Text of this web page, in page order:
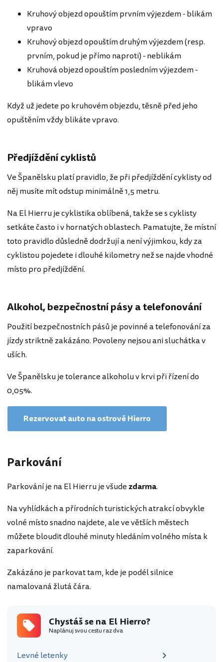
Kruhový objezd opouštím prvním výjezdem - blikám
vpravo
Kruhový objezd opouštím druhým výjezdem (resp.
prvním, pokud je přímo naproti) - neblikám
Kruhová objezd opouštím posledním výjezdem -
blikám vlevo
Když už jedete po kruhovém objezdu, těsně před jeho
opuštěním vždy blikáte vpravo.
Předjíždění cyklistů
Ve Španělsku platí pravidlo, že při předjíždění cyklisty od
něj musíte mít odstup minimálně 1,5 metru.
Na El Hierru je cyklistika oblíbená, takže se s cyklisty
setkáte často i v hornatých oblastech. Pamatujte, že místní
toto pravidlo důsledně dodržují a není výjimkou, kdy za
cyklistou pojedete i dlouhé kilometry než se najde vhodné
místo pro předjíždění.
Alkohol, bezpečnostní pásy a telefonování
Použití bezpečnostních pásů je povinné a telefonování za
jízdy striktně zakázáno. Povoleny nejsou ani sluchátka v
uších.
Ve Španělsku je tolerance alkoholu v krvi při řízení do
0,05%.
Rezervovat auto na ostrově Hierro
Parkování
Parkování je na El Hierru je všude zdarma.
Na vyhlídkách a přírodních turistických atrakcí obvykle
volné místo snadno najdete, ale ve větších městech
můžete bloudit dlouhé minuty hledáním volného místa k
zaparkování.
Zakázáno je parkovat tam, kde je podél silnice
namalovaná žlutá čára.
Chystáš se na El Hierro?
Naplánuj svou cestu raz dva
Levné letenky